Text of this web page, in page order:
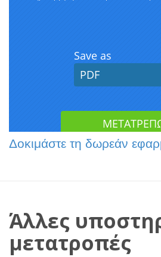
Δοκιμάστε τη δωρεάν
Άλλες
μετατροπές